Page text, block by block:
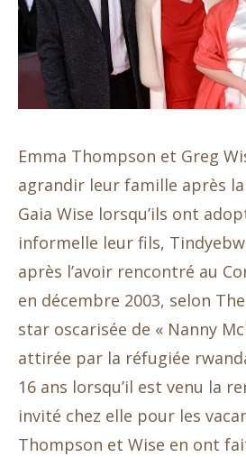
Emma Thompson et Greg
agrandir leur famille après la
Gaia Wise lorsqu’ils ont
informelle leur fils,
après l’avoir rencontré au
en décembre 2003, selon
star oscarisée de « Nanny
attirée par la réfugiée
16 ans lorsqu’il est venu la
invité chez elle pour les
Thompson et Wise en ont